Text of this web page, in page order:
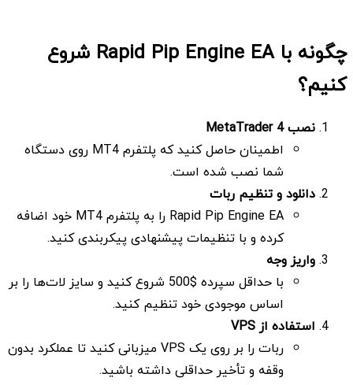
چگونه با Rapid Pip Engine EA شروع
کنیم؟
نصبMetaTrader 4
اطمینان حاصل کنید که پلتفرم MT4 روی دستگاه
شما نصب شده است.
دانلود و تنظیم ربات
Rapid Pip Engine EA را به پلتفرم MT4 خود اضافه
کرده و با تنظیمات پیشنهادی پیکربندی کنید.
واریز وجه
با حداقل سپرده $500 شروع کنید و سایز لات‌ها را بر
اساس موجودی خود تنظیم کنید.
استفاده ازVPS
ربات را بر روی یک VPS میزبانی کنید تا عملکرد بدون
وقفه و تأخیر حداقلی داشته باشید.